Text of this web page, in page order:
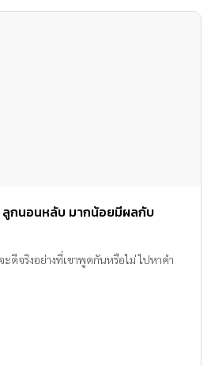
กนอนหลับ มากน้อยมีผลกับ
ดีจริงอย่างที่เขาพูดกันหรือไม่ ไปหาคำ